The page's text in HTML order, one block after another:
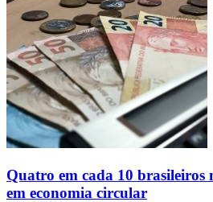
Quatro em cada 10
em economia circular